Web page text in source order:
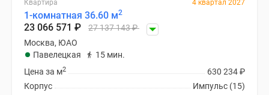
Квартира 4 квартал 2027
1-комнатная 36.60 м2
23 066 571 ₽ 27 137 143₽
Москва, ЮАО
Павелецкая
15 мин.
630 234₽
Цена за м2
Импульс (15)
Корпус